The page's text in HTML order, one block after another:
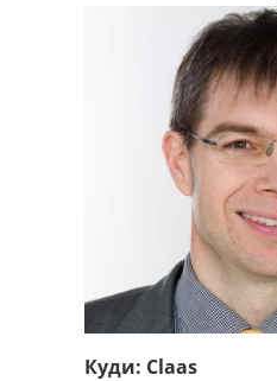
Куди: Claas